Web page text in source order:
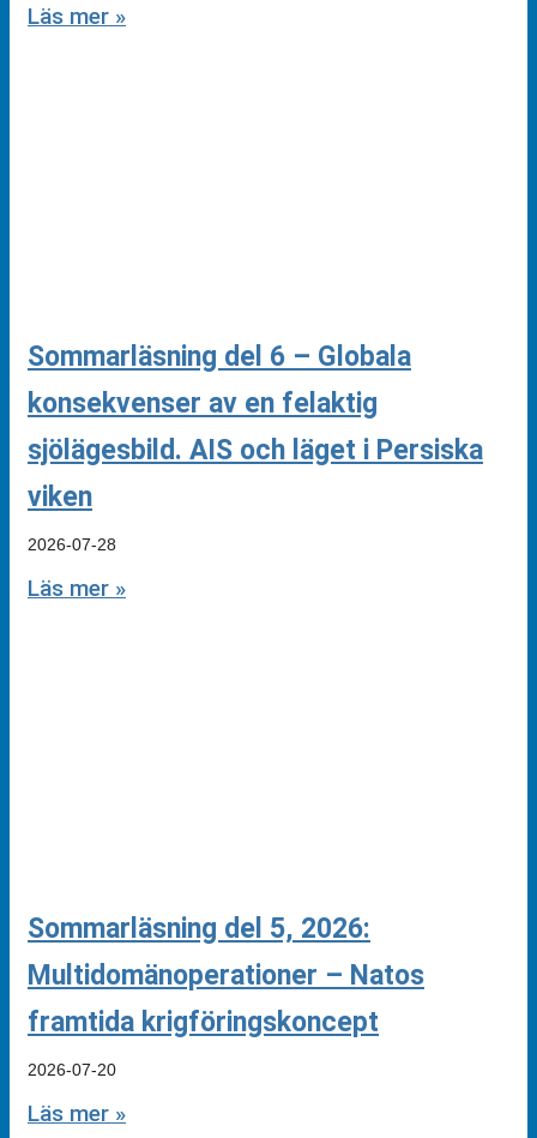
Läs mer »
Sommarläsning del 6 – Globala
konsekvenser av en felaktig
sjölägesbild. AIS och läget i Persiska
viken
2026-07-28
Läs mer »
Sommarläsning del 5, 2026:
Multidomänoperationer – Natos
framtida krigföringskoncept
2026-07-20
Läs mer »